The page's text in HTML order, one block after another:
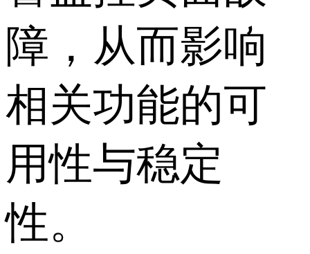
障，从而影响
相关功能的可
用性与稳定
性。